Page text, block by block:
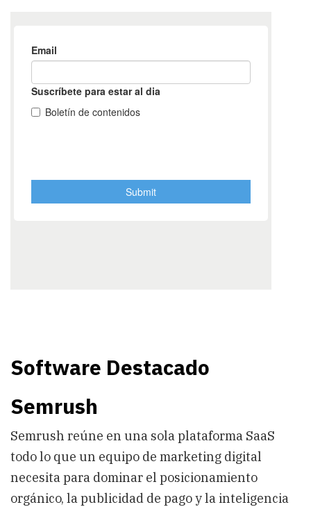
Software Destacado
Semrush
Semrush reúne en una sola plataforma SaaS
todo lo que un equipo de marketing digital
necesita para dominar el posicionamiento
orgánico, la publicidad de pago y la inteligencia